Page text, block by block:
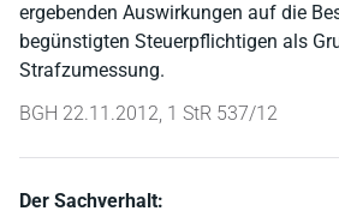
ergebenden Auswirkungen auf die
begünstigten Steuerpflichtigen als
Strafzumessung.
BGH 22.11.2012, 1 StR 537/12
Der Sachverhalt: